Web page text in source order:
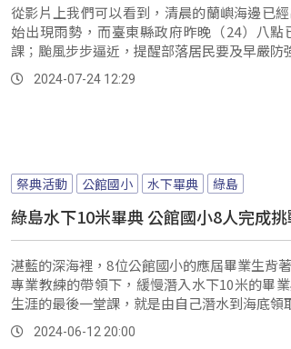
從影片上我們可以看到，清晨的蘭嶼海邊已
始出現雨勢，而臺東縣政府昨晚（24）八
課；颱風步步逼近，提醒部落居民要及早嚴防
2024-07-24 12:29
祭典活動 公館國小 水下畢典 綠島
綠島水下10米畢典 公館國小8人完成
湛藍的深海裡，8位公館國小的應屆畢業生背
專業教練的帶領下，緩慢潛入水下10米的畢
生涯的最後一堂課，就是由自己潛水到海底領
2024-06-12 20:00